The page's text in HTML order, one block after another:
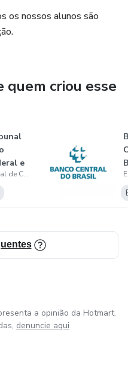
os nossos alunos são
criou esse
e
Escola Nacional de Concursos
a opinião da Hotmart.
denuncie aqui